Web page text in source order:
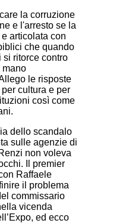
la corruzione
e l'arresto se la
articolata con
che quando
si ritorce contro
mano
le risposte
cultura e per
così come
dello scandalo
sulle agenzie di
non voleva
Il premier
Raffaele
il problema
commissario
vicenda
ed ecco